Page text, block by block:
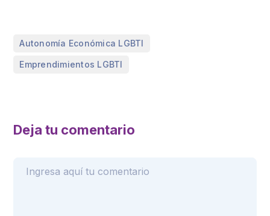
Autonomía Económica LGBTI
Emprendimientos LGBTI
Deja tu comentario